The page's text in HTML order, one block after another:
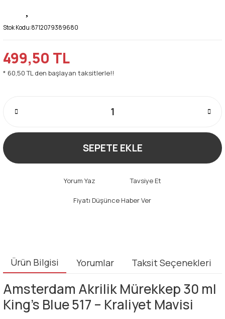
Stok Kodu:8712079389680
499,50 TL
* 60,50 TL den başlayan taksitlerle!!
SEPETE EKLE
Yorum Yaz Tavsiye Et
Fiyatı Düşünce Haber Ver
Ürün Bilgisi Yorumlar Taksit Seçenekleri
Amsterdam Akrilik Mürekkep 30 ml
King's Blue 517 – Kraliyet Mavisi